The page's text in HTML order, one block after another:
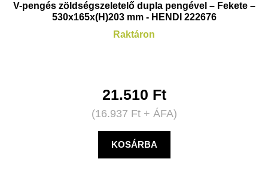
V-pengés zöldségszeletelő dupla pengével – Fekete –
530x165x(H)203 mm - HENDI 222676
Raktáron
21.510 Ft
(16.937 Ft+ ÁFA)
KOSÁRBA